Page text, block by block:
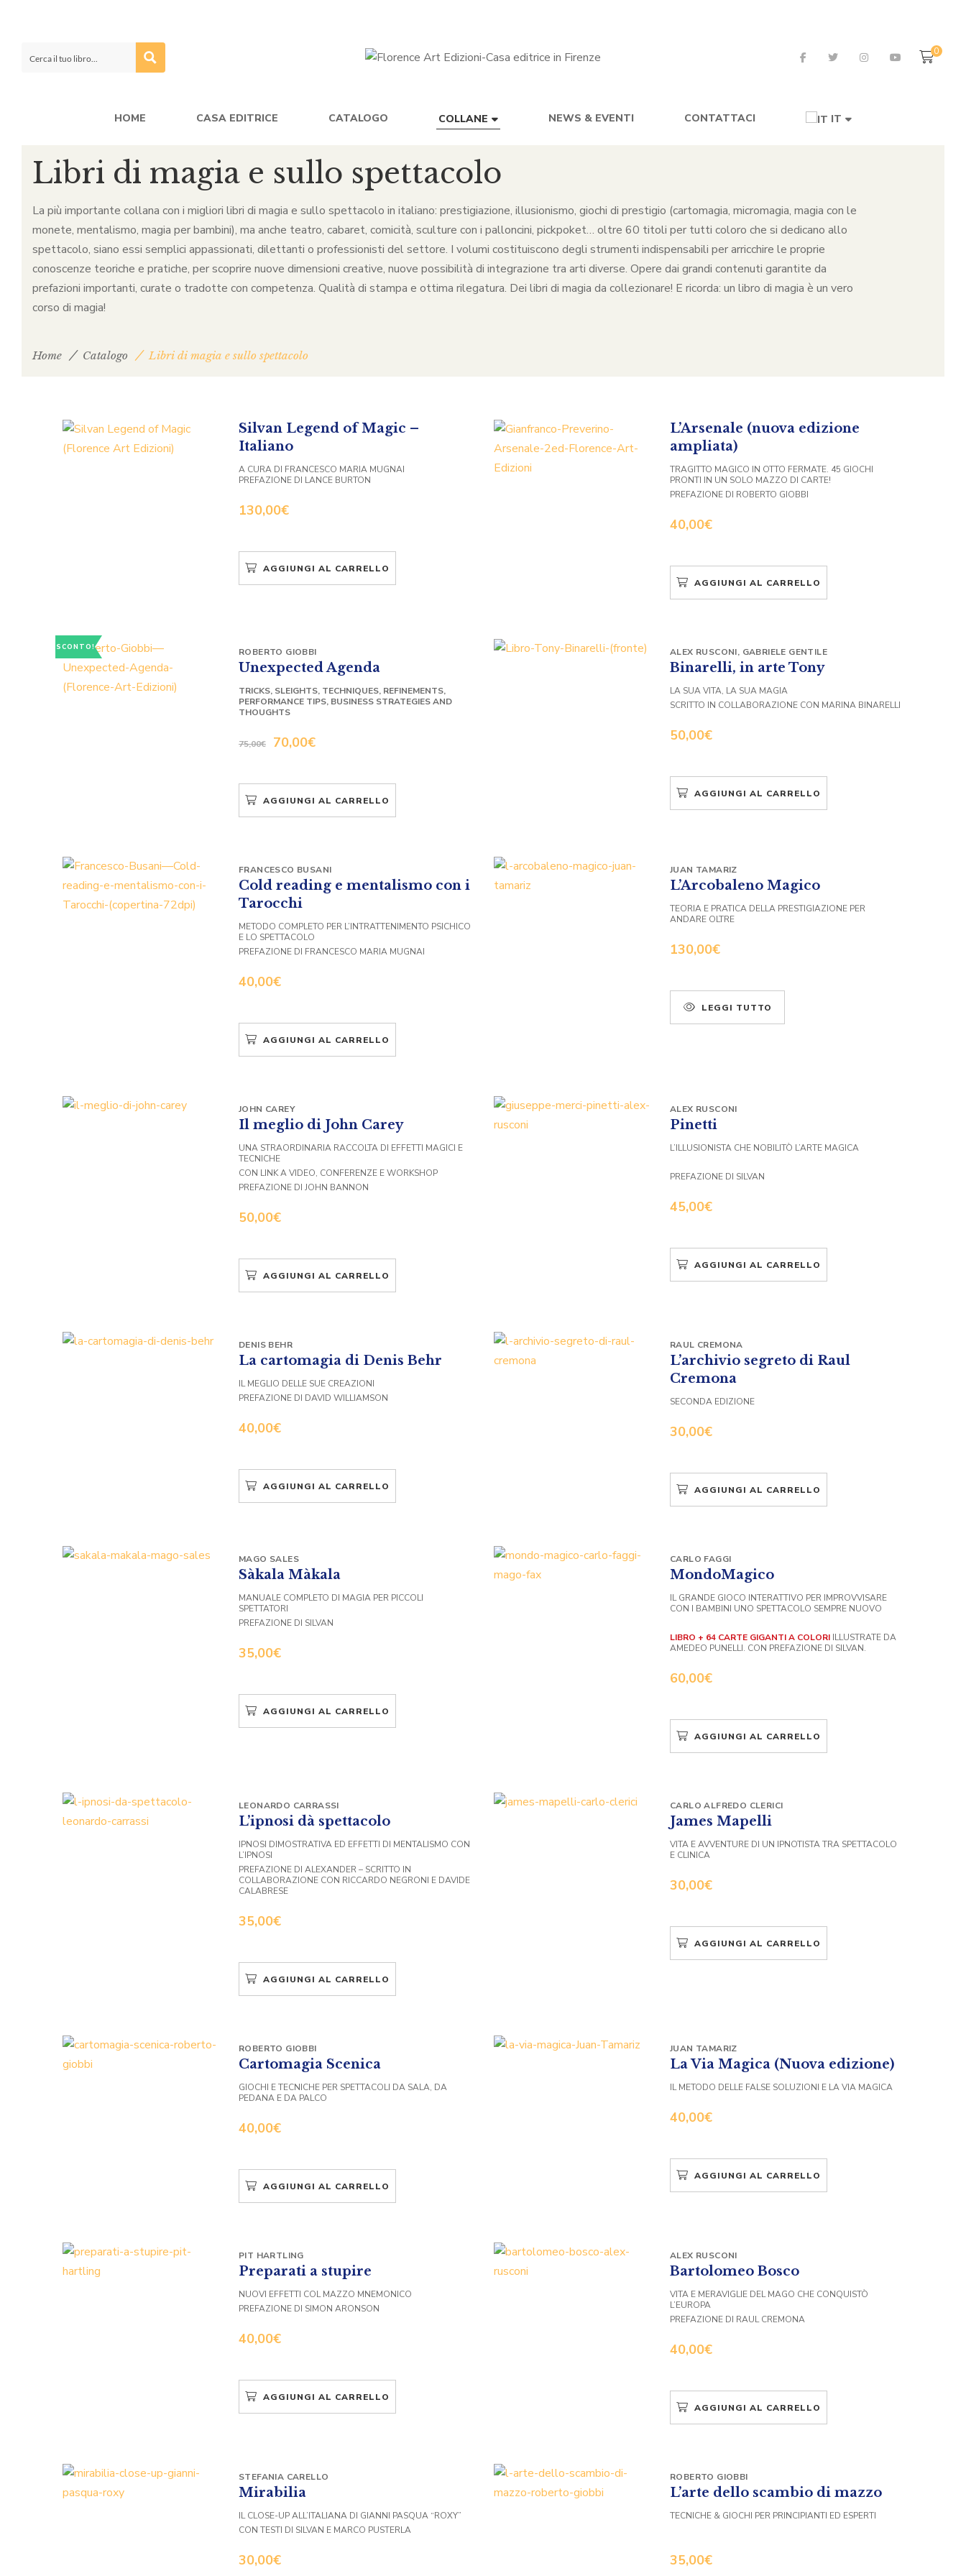
0
HOME CASA EDITRICE CATALOGO COLLANE NEWS & EVENTI CONTATTACI IT
Libri di magia e sullo spettacolo
La più importante collana con i migliori libri di magia e sullo spettacolo in italiano: prestigiazione, illusionismo, giochi di prestigio (cartomagia, micromagia, magia con le
monete, mentalismo, magia per bambini), ma anche teatro, cabaret, comicità, sculture con i palloncini, pickpoket… oltre 60 titoli per tutti coloro che si dedicano allo
spettacolo, siano essi semplici appassionati, dilettanti o professionisti del settore. I volumi costituiscono degli strumenti indispensabili per arricchire le proprie
conoscenze teoriche e pratiche, per scoprire nuove dimensioni creative, nuove possibilità di integrazione tra arti diverse. Opere dai grandi contenuti garantite da
prefazioni importanti, curate o tradotte con competenza. Qualità di stampa e ottima rilegatura. Dei libri di magia da collezionare! E ricorda: un libro di magia è un vero
corso di magia!
Home Catalogo Libri di magia e sullo spettacolo
Silvan Legend of Magic –
Italiano
130,00€
A CURA DI FRANCESCO MARIA MUGNAI
PREFAZIONE DI LANCE BURTON
AGGIUNGI AL CARRELLO
L’Arsenale (nuova edizione
ampliata)
40,00€
TRAGITTO MAGICO IN OTTO FERMATE. 45 GIOCHI
PRONTI IN UN SOLO MAZZO DI CARTE!
PREFAZIONE DI ROBERTO GIOBBI
AGGIUNGI AL CARRELLO
SCONTO!
Unexpected Agenda
75,00€ 70,00€
ROBERTO GIOBBI
TRICKS, SLEIGHTS, TECHNIQUES, REFINEMENTS,
PERFORMANCE TIPS, BUSINESS STRATEGIES AND
THOUGHTS
AGGIUNGI AL CARRELLO
Binarelli, in arte Tony
50,00€
ALEX RUSCONI, GABRIELE GENTILE
LA SUA VITA, LA SUA MAGIA
SCRITTO IN COLLABORAZIONE CON MARINA BINARELLI
AGGIUNGI AL CARRELLO
Cold reading e mentalismo con i
Tarocchi
40,00€
FRANCESCO BUSANI
METODO COMPLETO PER L’INTRATTENIMENTO PSICHICO
E LO SPETTACOLO
PREFAZIONE DI FRANCESCO MARIA MUGNAI
AGGIUNGI AL CARRELLO
L’Arcobaleno Magico
130,00€
JUAN TAMARIZ
TEORIA E PRATICA DELLA PRESTIGIAZIONE PER
ANDARE OLTRE
LEGGI TUTTO
Il meglio di John Carey
50,00€
JOHN CAREY
UNA STRAORDINARIA RACCOLTA DI EFFETTI MAGICI E
TECNICHE
CON LINK A VIDEO, CONFERENZE E WORKSHOP
PREFAZIONE DI JOHN BANNON
AGGIUNGI AL CARRELLO
Pinetti
45,00€
ALEX RUSCONI
L’ILLUSIONISTA CHE NOBILITÒ L’ARTE MAGICA
PREFAZIONE DI SILVAN
AGGIUNGI AL CARRELLO
La cartomagia di Denis Behr
40,00€
DENIS BEHR
IL MEGLIO DELLE SUE CREAZIONI
PREFAZIONE DI DAVID WILLIAMSON
AGGIUNGI AL CARRELLO
L’archivio segreto di Raul
Cremona
30,00€
RAUL CREMONA
SECONDA EDIZIONE
AGGIUNGI AL CARRELLO
Sàkala Màkala
35,00€
MAGO SALES
MANUALE COMPLETO DI MAGIA PER PICCOLI
SPETTATORI
PREFAZIONE DI SILVAN
AGGIUNGI AL CARRELLO
MondoMagico
60,00€
CARLO FAGGI
IL GRANDE GIOCO INTERATTIVO PER IMPROVVISARE
CON I BAMBINI UNO SPETTACOLO SEMPRE NUOVO
LIBRO + 64 CARTE GIGANTI A COLORI ILLUSTRATE DA
AMEDEO PUNELLI. CON PREFAZIONE DI SILVAN.
AGGIUNGI AL CARRELLO
L’ipnosi dà spettacolo
35,00€
LEONARDO CARRASSI
IPNOSI DIMOSTRATIVA ED EFFETTI DI MENTALISMO CON
L’IPNOSI
PREFAZIONE DI ALEXANDER – SCRITTO IN
COLLABORAZIONE CON RICCARDO NEGRONI E DAVIDE
CALABRESE
AGGIUNGI AL CARRELLO
James Mapelli
30,00€
CARLO ALFREDO CLERICI
VITA E AVVENTURE DI UN IPNOTISTA TRA SPETTACOLO
E CLINICA
AGGIUNGI AL CARRELLO
Cartomagia Scenica
40,00€
ROBERTO GIOBBI
GIOCHI E TECNICHE PER SPETTACOLI DA SALA, DA
PEDANA E DA PALCO
AGGIUNGI AL CARRELLO
La Via Magica (Nuova edizione)
40,00€
JUAN TAMARIZ
IL METODO DELLE FALSE SOLUZIONI E LA VIA MAGICA
AGGIUNGI AL CARRELLO
Preparati a stupire
40,00€
PIT HARTLING
NUOVI EFFETTI COL MAZZO MNEMONICO
PREFAZIONE DI SIMON ARONSON
AGGIUNGI AL CARRELLO
Bartolomeo Bosco
40,00€
ALEX RUSCONI
VITA E MERAVIGLIE DEL MAGO CHE CONQUISTÒ
L’EUROPA
PREFAZIONE DI RAUL CREMONA
AGGIUNGI AL CARRELLO
Mirabilia
30,00€
STEFANIA CARELLO
IL CLOSE-UP ALL’ITALIANA DI GIANNI PASQUA “ROXY”
CON TESTI DI SILVAN E MARCO PUSTERLA
L’arte dello scambio di mazzo
35,00€
ROBERTO GIOBBI
TECNICHE & GIOCHI PER PRINCIPIANTI ED ESPERTI